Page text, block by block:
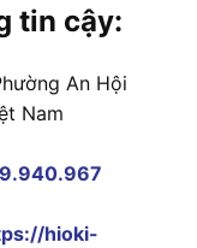
tin cậy:
An Hội
Nam
hioki-